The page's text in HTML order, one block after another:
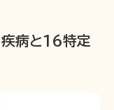
病と16特定